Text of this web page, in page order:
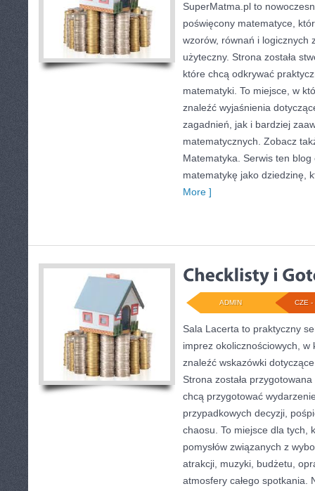
SuperMatma.pl to
poświęcony matematyce,
wzorów, równań i logicznych
użyteczny. Strona została
które chcą odkrywać
matematyki. To miejsce, w
znaleźć wyjaśnienia
zagadnień, jak i bardziej
matematycznych. Zobacz
Matematyka. Serwis ten
matematykę jako dziedzinę,
More ]
CZE -
ADMIN
Sala Lacerta to praktyczny
imprez okolicznościowych, w
znaleźć wskazówki
Strona została
chcą przygotować
przypadkowych decyzji,
chaosu. To miejsce dla tych,
pomysłów związanych z
atrakcji, muzyki, budżetu,
atmosfery całego spotkania.